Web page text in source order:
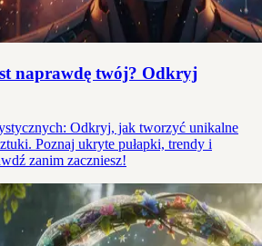
naprawdę twój? Odkryj
Odkryj, jak tworzyć unikalne
Poznaj ukryte pułapki, trendy i
zanim zaczniesz!